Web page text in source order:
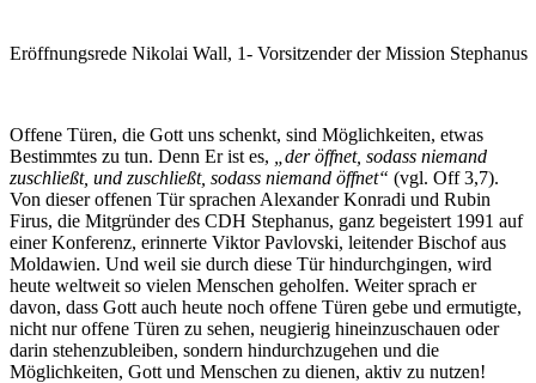
Eröffnungsrede Nikolai Wall, 1- Vorsitzender der Mission Stephanus
Offene Türen, die Gott uns schenkt, sind Möglichkeiten, etwas
Bestimmtes zu tun. Denn Er ist es,
„der öffnet, sodass niemand
zuschließt, und zuschließt, sodass niemand öffnet“ (vgl. Off 3,7).
Von dieser offenen Tür sprachen Alexander Konradi und Rubin
Firus, die Mitgründer des CDH Stephanus, ganz begeistert 1991 auf
einer Konferenz, erinnerte Viktor Pavlovski, leitender Bischof aus
Moldawien. Und weil sie durch diese Tür hindurchgingen, wird
heute weltweit so vielen Menschen geholfen. Weiter sprach er
davon, dass Gott auch heute noch offene Türen gebe und ermutigte,
nicht nur offene Türen zu sehen, neugierig hineinzuschauen oder
darin stehenzubleiben, sondern hindurchzugehen und die
Möglichkeiten, Gott und Menschen zu dienen, aktiv zu nutzen!